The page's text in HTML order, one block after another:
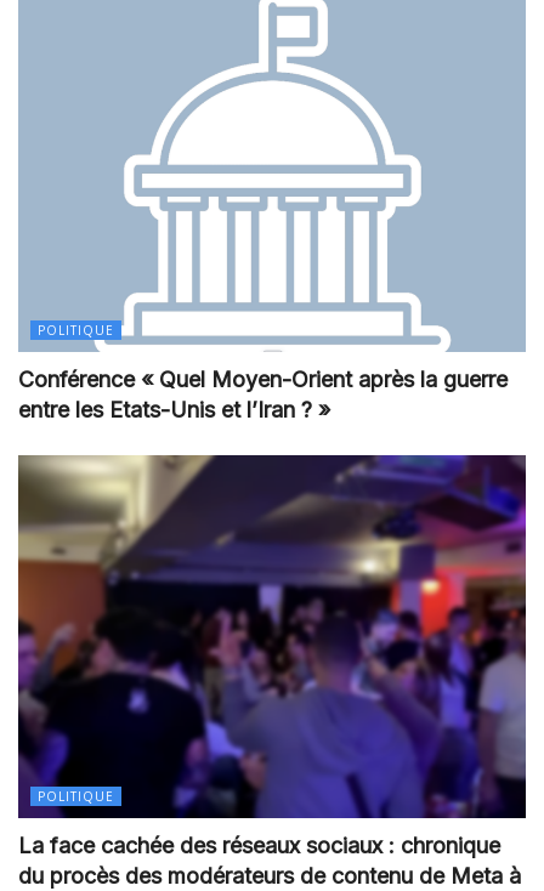
POLITIQUE
Conférence « Quel Moyen-Orient après la guerre
entre les Etats-Unis et l’Iran ? »
POLITIQUE
La face cachée des réseaux sociaux : chronique
du procès des modérateurs de contenu de Meta à